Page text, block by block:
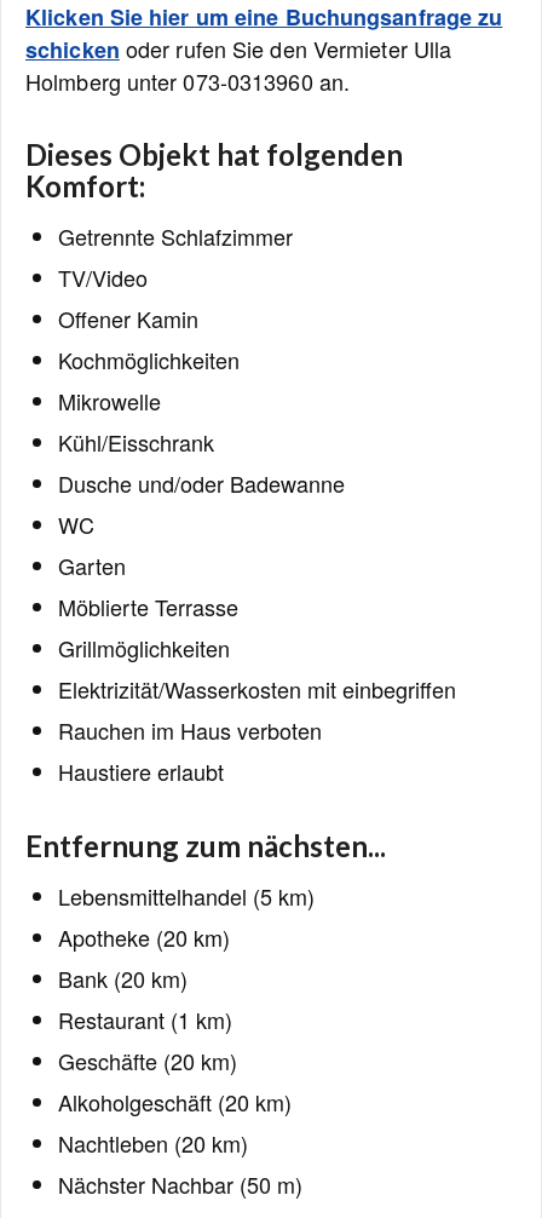
Klicken Sie hier um eine Buchungsanfrage zu
schicken oder rufen Sie den Vermieter Ulla
Holmberg unter 073-0313960 an.
Dieses Objekt hat folgenden
Komfort:
Getrennte Schlafzimmer
TV/Video
Offener Kamin
Kochmöglichkeiten
Mikrowelle
Kühl/Eisschrank
Dusche und/oder Badewanne
WC
Garten
Möblierte Terrasse
Grillmöglichkeiten
Elektrizität/Wasserkosten mit einbegriffen
Rauchen im Haus verboten
Haustiere erlaubt
Entfernung zum nächsten...
Lebensmittelhandel (5 km)
Apotheke (20 km)
Bank (20 km)
Restaurant (1 km)
Geschäfte (20 km)
Alkoholgeschäft (20 km)
Nachtleben (20 km)
Nächster Nachbar (50 m)